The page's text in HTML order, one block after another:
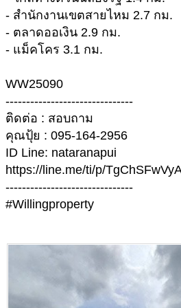
- ​สำนักงานเขตสายไหม 2.7 กม.​​​
- ตลาดออเงิน 2.9 กม.
- แม็คโคร 3.1 กม.​
WW25090
-------------------------------
ติดต่อ : สอบถาม
คุณปุ้ย : 095-164-2956
ID Line: nataranapui
https://line.me/ti/p/
-------------------------------
#Willingproperty